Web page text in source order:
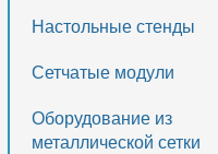
Настольные стенды
Сетчатые модули
Оборудование из
металлической сетки